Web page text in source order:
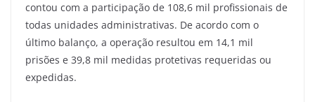
contou com a participação de 108,6 mil profissionais de
todas unidades administrativas. De acordo com o
último balanço, a operação resultou em 14,1 mil
prisões e 39,8 mil medidas protetivas requeridas ou
expedidas.